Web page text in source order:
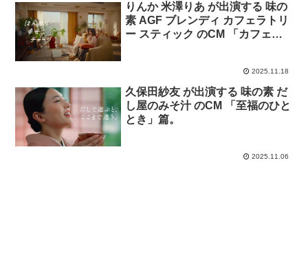
りんか 米澤りあ が出演する 味の
素 AGF ブレンディ カフェラトリ
ー スティック のCM 「カフェラ
2025.11.18
久保田紗友 が出演する 味の素 だ
し屋のみそ汁 のCM 「至福のひと
とき」篇。
2025.11.06